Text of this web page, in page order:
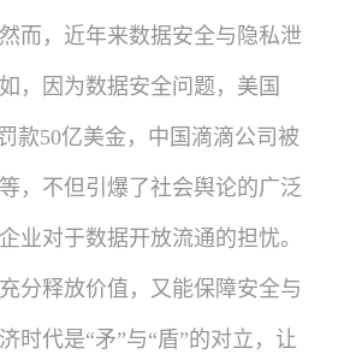
而，近年来数据安全与隐私泄
，因为数据安全问题，美国
款50亿美金，中国滴滴公司被
，不但引爆了社会舆论的广泛
业对于数据开放流通的担忧。
分释放价值，又能保障安全与
时代是“矛”与“盾”的对立，让